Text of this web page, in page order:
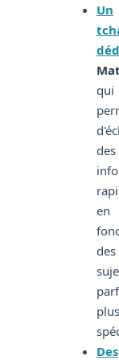
Un
qui
des
en
des
plus
Des